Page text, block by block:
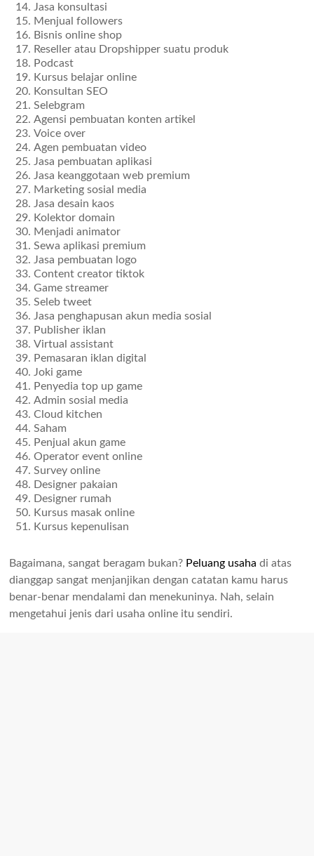
Jasa konsultasi
Menjual followers
Bisnis online shop
Reseller atau Dropshipper suatu produk
Podcast
Kursus belajar online
Konsultan SEO
Selebgram
Agensi pembuatan konten artikel
Voice over
Agen pembuatan video
Jasa pembuatan aplikasi
Jasa keanggotaan web premium
Marketing sosial media
Jasa desain kaos
Kolektor domain
Menjadi animator
Sewa aplikasi premium
Jasa pembuatan logo
Content creator tiktok
Game streamer
Seleb tweet
Jasa penghapusan akun media sosial
Publisher iklan
Virtual assistant
Pemasaran iklan digital
Joki game
Penyedia top up game
Admin sosial media
Cloud kitchen
Saham
Penjual akun game
Operator event online
Survey online
Designer pakaian
Designer rumah
Kursus masak online
Kursus kepenulisan
Bagaimana, sangat beragam bukan? Peluang usaha di atas
dianggap sangat menjanjikan dengan catatan kamu harus
benar-benar mendalami dan menekuninya. Nah, selain
mengetahui jenis dari usaha online itu sendiri.